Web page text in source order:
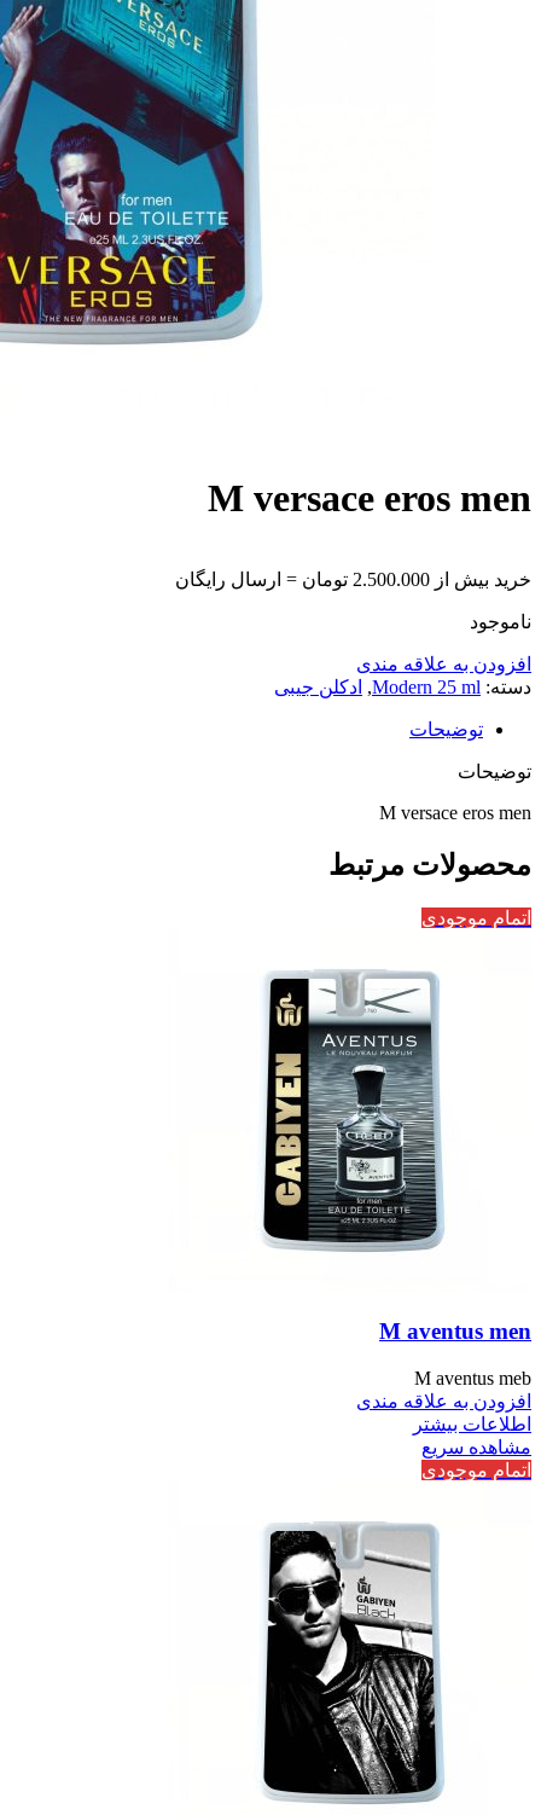
M versace eros men
خرید بیش از 2.500.000 تومان = ارسال رایگان
ناموجود
افزودن به علاقه مندی
دسته: Modern 25 ml
, ادکلن جیبی
توضیحات
توضیحات
M versace eros men
محصولات مرتبط
اتمام موجودی
M aventus men
M aventus meb
افزودن به علاقه مندی
اطلاعات بیشتر
مشاهده سریع
اتمام موجودی